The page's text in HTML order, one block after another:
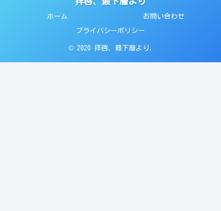
ホーム お問い合わせ
プライバシーポリシー
© 2020 拝啓、最下層より.